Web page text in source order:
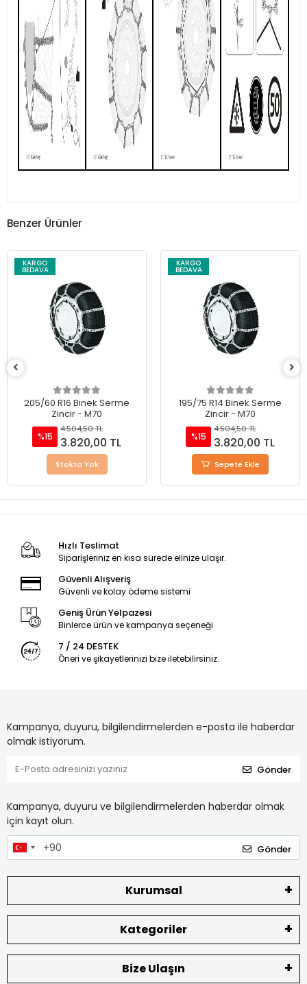
Benzer Ürünler
KARGO
BEDAVA
205/60 R16 Binek Serme
Zincir - M70
%15
4.504,50 TL
3.820,00 TL
Stokta Yok
KARGO
BEDAVA
195/75 R14 Binek Serme
Zincir - M70
%15
4.504,50 TL
3.820,00 TL
Sepete Ekle
Hızlı Teslimat
Siparişleriniz en kısa sürede elinize ulaşır.
Güvenli Alışveriş
Güvenli ve kolay ödeme sistemi
Geniş Ürün Yelpazesi
Binlerce ürün ve kampanya seçeneği
7 / 24 DESTEK
Öneri ve şikayetlerinizi bize iletebilirsiniz.
Kampanya, duyuru, bilgilendirmelerden e-posta ile haberdar
olmak istiyorum.
Gönder
Kampanya, duyuru ve bilgilendirmelerden haberdar olmak
için kayıt olun.
Gönder
Kurumsal
Kategoriler
Bize Ulaşın